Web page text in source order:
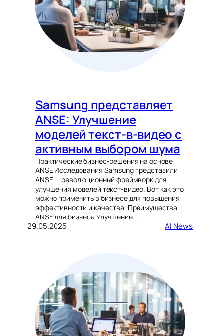
Samsung представляет
ANSE: Улучшение
моделей текст-в-видео с
активным выбором шума
Практические бизнес-решения на основе
ANSE Исследования Samsung представили
ANSE — революционный фреймворк для
улучшения моделей текст-видео. Вот как это
можно применить в бизнесе для повышения
эффективности и качества. Преимущества
ANSE для бизнеса Улучшение…
29.05.2025 AI News